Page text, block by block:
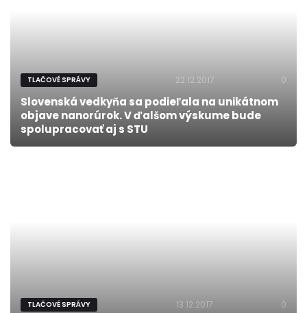
TLAČOVÉ SPRÁVY 22.12.2017 0
Slovenská vedkyňa sa podieľala na unikátnom
objave nanorúrok. V ďalšom výskume bude
spolupracovať aj s STU
TLAČOVÉ SPRÁVY 13.12.2017 0